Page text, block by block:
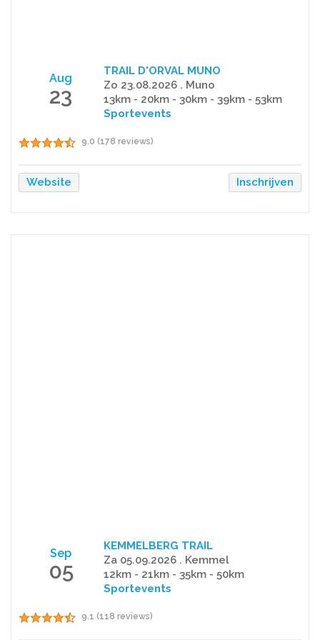
Aug
23
TRAIL D'ORVAL MUNO
Zo 23.08.2026 . Muno
13km - 20km - 30km - 39km - 53km
Sportevents
9.0 (178 reviews)
Website Inschrijven
Sep
05
KEMMELBERG TRAIL
Za 05.09.2026 . Kemmel
12km - 21km - 35km - 50km
Sportevents
9.1 (118 reviews)